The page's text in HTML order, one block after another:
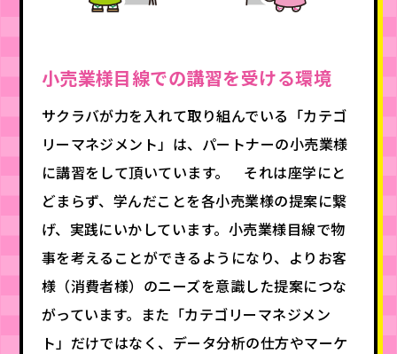
小売業様目線での講習を受ける環境
サクラバが力を入れて取り組んでいる「カテゴ
リーマネジメント」は、パートナーの小売業様
に講習をして頂いています。 それは座学にと
どまらず、学んだことを各小売業様の提案に繋
げ、実践にいかしています。小売業様目線で物
事を考えることができるようになり、よりお客
様（消費者様）のニーズを意識した提案につな
がっています。また「カテゴリーマネジメン
ト」だけではなく、データ分析の仕方やマーケ